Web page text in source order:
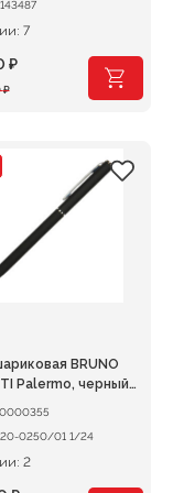
143487
7
₽
₽.
₽
BRUNO
Palermo, черный
корпус,
20-0250/01 1/24
2